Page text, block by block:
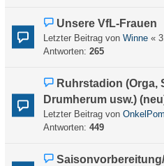
Unsere VfL-Frauen
Letzter Beitrag von Winne «
Antworten: 265
Ruhrstadion (Orga,
Drumherum usw.)
Letzter Beitrag von
Antworten: 449